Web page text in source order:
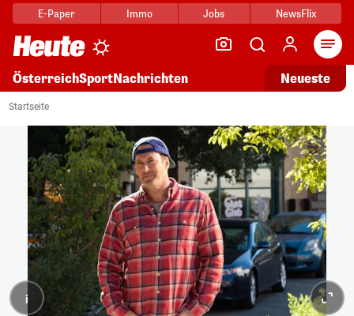
E-Paper Immo Jobs NewsFlix
ÖsterreichSportNachrichten Neueste
Startseite
i